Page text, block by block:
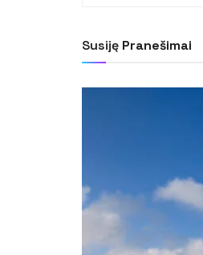
Susiję Pranešimai